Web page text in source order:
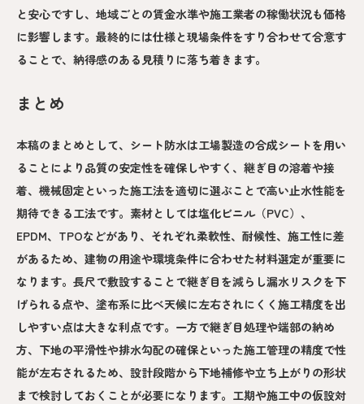
と安心ですし、地域ごとの賃金水準や施工業者の稼働状況も価格
に影響します。最終的には仕様と現場条件をすり合わせて合意す
ることで、納得感のある見積りに落ち着きます。
まとめ
本稿のまとめとして、シート防水は工場製造の合成シートを用い
ることにより品質の安定性を確保しやすく、継ぎ目の溶着や接
着、機械固定といった施工法を適切に選ぶことで高い止水性能を
期待できる工法です。素材としては塩化ビニル（PVC）、
EPDM、TPOなどがあり、それぞれ柔軟性、耐候性、施工性に差
があるため、建物の用途や環境条件に合わせた材料選定が重要に
なります。長尺で敷設することで継ぎ目を減らし漏水リスクを下
げられる点や、塗布系に比べ天候に左右されにくく施工精度を出
しやすい点は大きな利点です。一方で継ぎ目処理や端部の納め
方、下地の平滑性や排水勾配の確保といった施工管理の精度で性
能が左右されるため、設計段階から下地補修や立ち上がりの形状
まで検討しておくことが必要になります。工期や施工中の仮設対